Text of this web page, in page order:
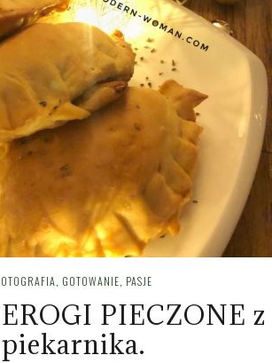
, GOTOWANIE, PASJE
PIECZONE z
piekarnika.